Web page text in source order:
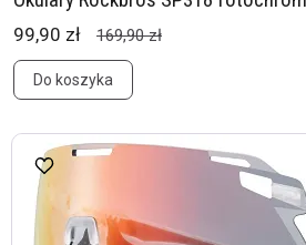
99,90 zł 169,90 zł
Do koszyka